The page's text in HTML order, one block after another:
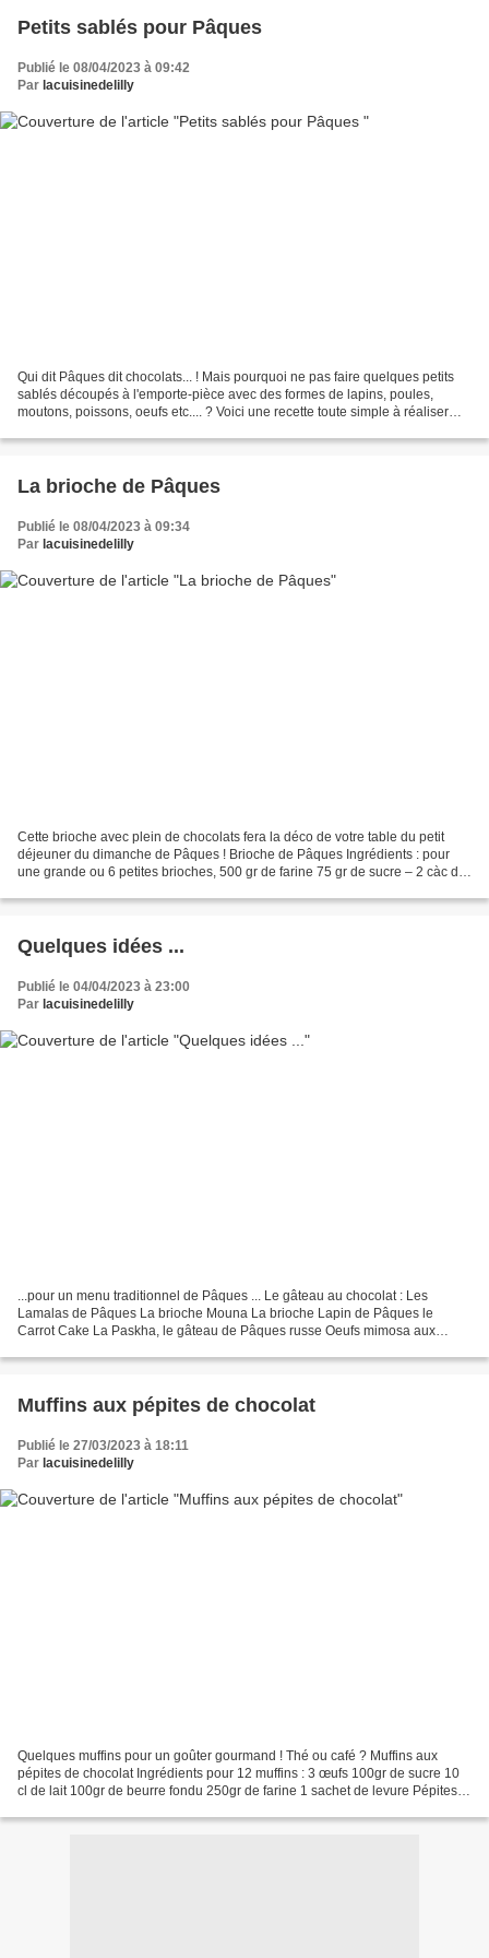
Petits sablés pour Pâques
Publié le 08/04/2023 à 09:42
Par lacuisinedelilly
Qui dit Pâques dit chocolats... ! Mais pourquoi ne pas faire quelques petits
sablés découpés à l'emporte-pièce avec des formes de lapins, poules,
moutons, poissons, oeufs etc.... ? Voici une recette toute simple à réaliser
La brioche de Pâques
Publié le 08/04/2023 à 09:34
Par lacuisinedelilly
Cette brioche avec plein de chocolats fera la déco de votre table du petit
déjeuner du dimanche de Pâques ! Brioche de Pâques Ingrédients : pour
une grande ou 6 petites brioches, 500 gr de farine 75 gr de sucre – 2 càc de
Quelques idées ...
Publié le 04/04/2023 à 23:00
Par lacuisinedelilly
...pour un menu traditionnel de Pâques ... Le gâteau au chocolat : Les
Lamalas de Pâques La brioche Mouna La brioche Lapin de Pâques le
Carrot Cake La Paskha, le gâteau de Pâques russe Oeufs mimosa aux
Muffins aux pépites de chocolat
Publié le 27/03/2023 à 18:11
Par lacuisinedelilly
Quelques muffins pour un goûter gourmand ! Thé ou café ? Muffins aux
pépites de chocolat Ingrédients pour 12 muffins : 3 œufs 100gr de sucre 10
cl de lait 100gr de beurre fondu 250gr de farine 1 sachet de levure Pépites